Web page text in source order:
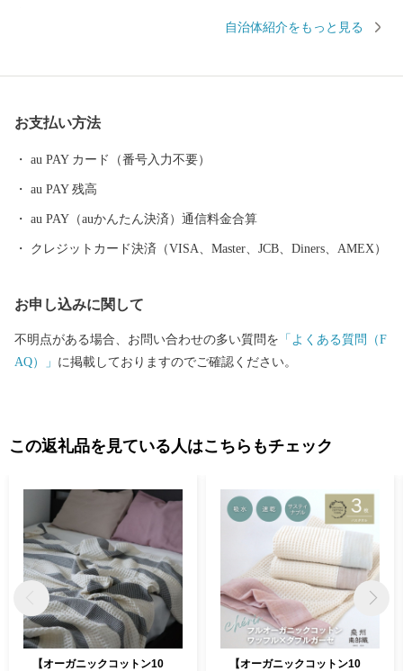
由来は、中世以来の村名「佐野」に旧国名和泉を冠したもので、
みさのし）が誕生し、昭和29年、南中通村、日根野村、長滝村、
上之郷村、大土村の5カ村が合併し、現在の市域が形成されていま
し、世界と日本を結ぶ玄関都市として、21世紀にふさわしい国際
都市をめざしてまちづくりに取り組んでいます。
自治体紹介をもっと見る
お支払い方法
au PAY カード（番号入力不要）
au PAY 残高
au PAY（auかんたん決済）通信料金合算
クレジットカード決済（VISA、Master、JCB、Diners、AMEX）
お申し込みに関して
不明点がある場合、お問い合わせの多い質問を 「よくある質問（F
AQ）」 に掲載しておりますのでご確認ください。
この返礼品を見ている人はこちらもチェック
【オーガニックコットン10
【オーガニックコットン10